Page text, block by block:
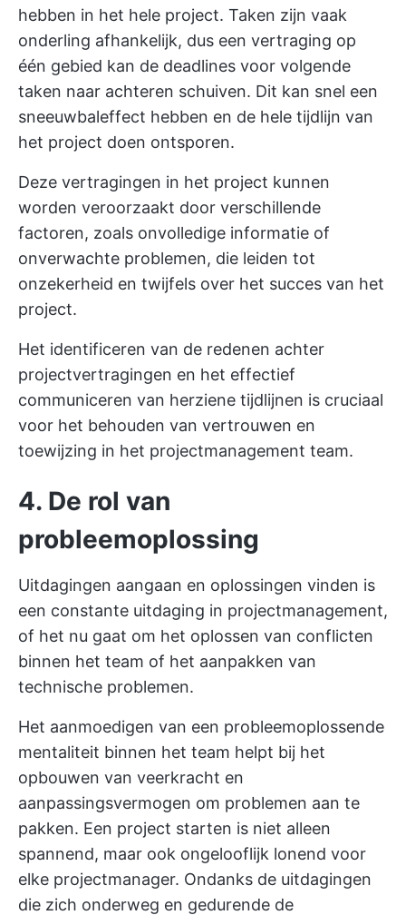
hebben in het hele project. Taken zijn vaak
onderling afhankelijk, dus een vertraging op
één gebied kan de deadlines voor volgende
taken naar achteren schuiven. Dit kan snel een
sneeuwbaleffect hebben en de hele tijdlijn van
het project doen ontsporen.
Deze vertragingen in het project kunnen
worden veroorzaakt door verschillende
factoren, zoals onvolledige informatie of
onverwachte problemen, die leiden tot
onzekerheid en twijfels over het succes van het
project.
Het identificeren van de redenen achter
projectvertragingen en het effectief
communiceren van herziene tijdlijnen is cruciaal
voor het behouden van vertrouwen en
toewijzing in het projectmanagement team.
4. De rol van
probleemoplossing
Uitdagingen aangaan en oplossingen vinden is
een constante uitdaging in projectmanagement,
of het nu gaat om het oplossen van conflicten
binnen het team of het aanpakken van
technische problemen.
Het aanmoedigen van een probleemoplossende
mentaliteit binnen het team helpt bij het
opbouwen van veerkracht en
aanpassingsvermogen om problemen aan te
pakken. Een project starten is niet alleen
spannend, maar ook ongelooflijk lonend voor
elke projectmanager. Ondanks de uitdagingen
die zich onderweg en gedurende de